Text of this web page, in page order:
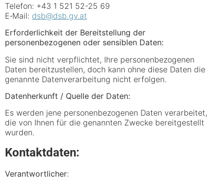
Telefon: +43 1 521 52-25 69
E‑Mail: dsb@dsb.gv.at
Erforderlichkeit der Bereitstellung der
personenbezogenen oder sensiblen Daten:
Sie sind nicht verpflichtet, Ihre personenbezogenen
Daten bereitzustellen, doch kann ohne diese Daten die
genannte Datenverarbeitung nicht erfolgen.
Datenherkunft / Quelle der Daten:
Es werden jene personenbezogenen Daten verarbeitet,
die von Ihnen für die genannten Zwecke bereitgestellt
wurden.
Kontaktdaten:
Verantwortlicher: